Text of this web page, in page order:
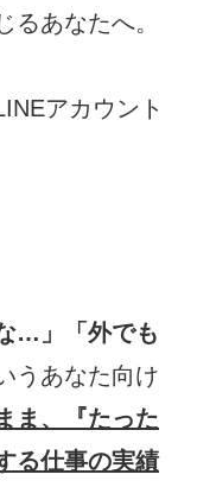
あなたへ。
アカウント
…」「外でも
うあなた向け
ま、『たった
る仕事の実績